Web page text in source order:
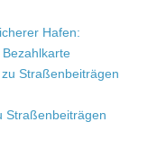
Hafen:
Straßenbeiträgen
Straßenbeiträgen